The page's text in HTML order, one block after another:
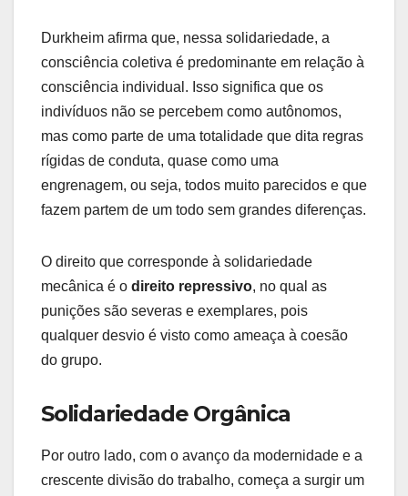
Durkheim afirma que, nessa solidariedade, a
consciência coletiva é predominante em relação à
consciência individual. Isso significa que os
indivíduos não se percebem como autônomos,
mas como parte de uma totalidade que dita regras
rígidas de conduta, quase como uma
engrenagem, ou seja, todos muito parecidos e que
fazem partem de um todo sem grandes diferenças.
O direito que corresponde à solidariedade
mecânica é o direito repressivo, no qual as
punições são severas e exemplares, pois
qualquer desvio é visto como ameaça à coesão
do grupo.
Solidariedade Orgânica
Por outro lado, com o avanço da modernidade e a
crescente divisão do trabalho, começa a surgir um